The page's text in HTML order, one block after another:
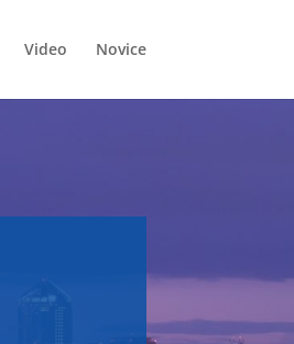
Video Novice